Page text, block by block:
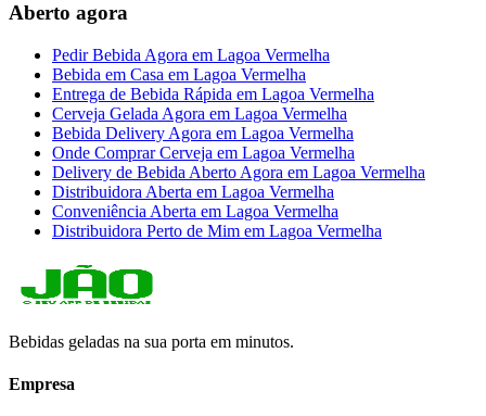
Aberto agora
Pedir Bebida Agora em Lagoa Vermelha
Bebida em Casa em Lagoa Vermelha
Entrega de Bebida Rápida em Lagoa Vermelha
Cerveja Gelada Agora em Lagoa Vermelha
Bebida Delivery Agora em Lagoa Vermelha
Onde Comprar Cerveja em Lagoa Vermelha
Delivery de Bebida Aberto Agora em Lagoa Vermelha
Distribuidora Aberta em Lagoa Vermelha
Conveniência Aberta em Lagoa Vermelha
Distribuidora Perto de Mim em Lagoa Vermelha
Bebidas geladas na sua porta em minutos.
Empresa